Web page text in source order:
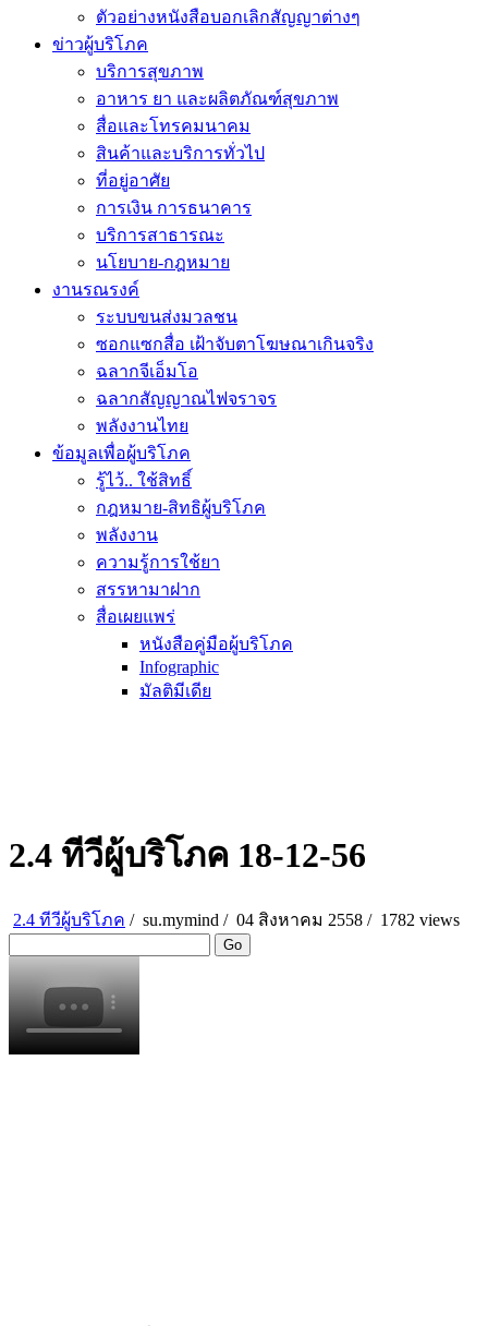
ตัวอย่างหนังสือบอกเลิกสัญญาต่างๆ
ข่าวผู้บริโภค
บริการสุขภาพ
อาหาร ยา และผลิตภัณฑ์สุขภาพ
สื่อและโทรคมนาคม
สินค้าและบริการทั่วไป
ที่อยู่อาศัย
การเงิน การธนาคาร
บริการสาธารณะ
นโยบาย-กฎหมาย
งานรณรงค์
ระบบขนส่งมวลชน
ซอกแซกสื่อ เฝ้าจับตาโฆษณาเกินจริง
ฉลากจีเอ็มโอ
ฉลากสัญญาณไฟจราจร
พลังงานไทย
ข้อมูลเพื่อผู้บริโภค
รู้ไว้.. ใช้สิทธิ์
กฎหมาย-สิทธิผู้บริโภค
พลังงาน
ความรู้การใช้ยา
สรรหามาฝาก
สื่อเผยแพร่
หนังสือคู่มือผู้บริโภค
Infographic
มัลติมีเดีย
2.4 ทีวีผู้บริโภค 18-12-56
2.4 ทีวีผู้บริโภค / su.mymind / 04 สิงหาคม 2558 / 1782 views
Go